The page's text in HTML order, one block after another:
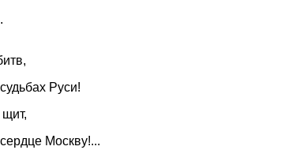
Руси!
Москву!...